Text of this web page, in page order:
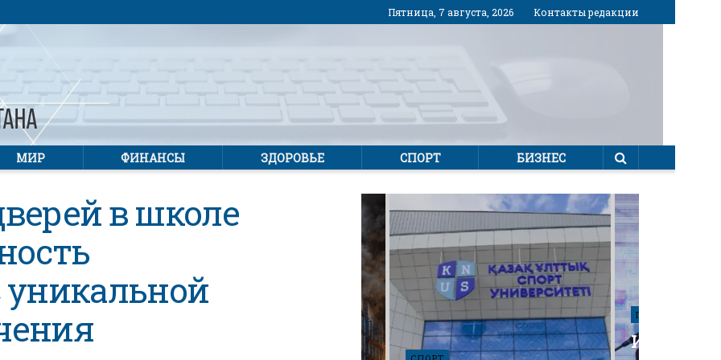
Пятница, 7 августа, 2026 Контакты редакции
МИР ФИНАНСЫ ЗДОРОВЬЕ СПОРТ БИЗНЕС
в школе
уникальной
ПОЛИТИКА